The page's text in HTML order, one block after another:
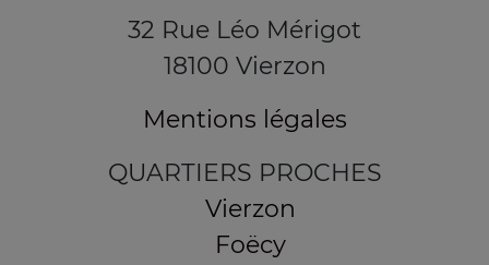
32 Rue Léo Mérigot
18100 Vierzon
Mentions légales
QUARTIERS PROCHES
Vierzon
Foëcy